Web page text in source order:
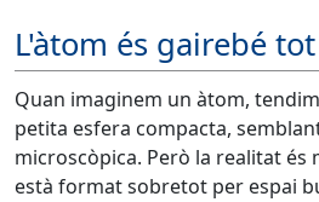
L'àtom és gairebé
Quan imaginem un àtom,
petita esfera compacta,
microscòpica. Però la realitat
està format sobretot per espai